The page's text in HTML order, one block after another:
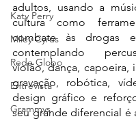
Katy Perry
Miley Cyrus
Rede Globo
Entrevista
Grammys
adultos, usando a
cultura como
combate às drogas
contemplando
violão, dança, capoeira,
gravação, robótica,
design gráfico e
seu grande diferencial é